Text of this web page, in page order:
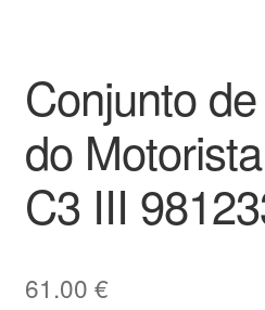
Sobre nós
Termos e Condições
Transporte
Conjunto
do
C3 III
61.00 €